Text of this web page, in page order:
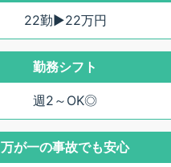
22勤▶22万円
勤務シフト
週2～OK◎
万が一の事故でも安心